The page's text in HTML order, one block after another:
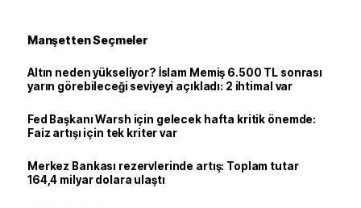
Manşetten Seçmeler
Altın neden yükseliyor? İslam Memiş 6.500 TL sonrası
yarın görebileceği seviyeyi açıkladı: 2 ihtimal var
Fed Başkanı Warsh için gelecek hafta kritik önemde:
Faiz artışı için tek kriter var
Merkez Bankası rezervlerinde artış: Toplam tutar
164,4 milyar dolara ulaştı